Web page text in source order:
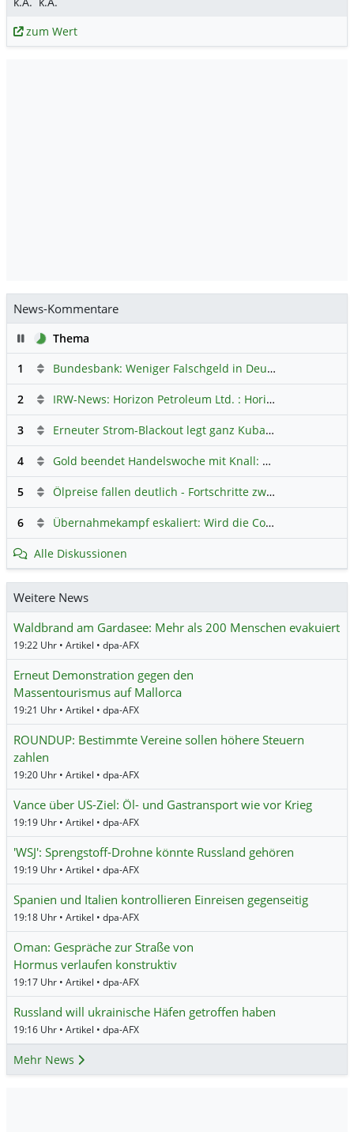
zum Wert
News-Kommentare
PauseThema
1
Bundesbank: Weniger Falschgeld in Deutschland
2 IRW-News: Horizon Petroleum Ltd. : Horizon Petroleum beginnt mit der Testförderung im Projekt Lachowice in Polen und schließt die Platzierung einer überzeichneten Wandelanleihe ab
3 Erneuter Strom-Blackout legt ganz Kuba lahm
4 Gold beendet Handelswoche mit Knall: Barrick Mining – Ist diese Aktie wieder ein Kauf?
5 Ölpreise fallen deutlich - Fortschritte zwischen USA und Iran belasten
6 Übernahmekampf eskaliert: Wird die Commerzbank italienisch?
Alle Diskussionen
Weitere News
Waldbrand am Gardasee: Mehr als 200 Menschen evakuiert
19:22 Uhr • Artikel • dpa-AFX
Erneut Demonstration gegen den
Massentourismus auf Mallorca
19:21 Uhr • Artikel • dpa-AFX
ROUNDUP: Bestimmte Vereine sollen höhere Steuern
zahlen
19:20 Uhr • Artikel • dpa-AFX
Vance über US-Ziel: Öl- und Gastransport wie vor Krieg
19:19 Uhr • Artikel • dpa-AFX
'WSJ': Sprengstoff-Drohne könnte Russland gehören
19:19 Uhr • Artikel • dpa-AFX
Spanien und Italien kontrollieren Einreisen gegenseitig
19:18 Uhr • Artikel • dpa-AFX
Oman: Gespräche zur Straße von
Hormus verlaufen konstruktiv
19:17 Uhr • Artikel • dpa-AFX
Russland will ukrainische Häfen getroffen haben
19:16 Uhr • Artikel • dpa-AFX
Mehr News